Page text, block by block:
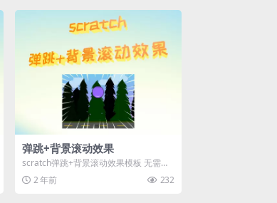
弹跳+背景滚动效果
scratch弹跳+背景滚动效果模板 无需操
作，直接查看效果演示 演示
2 年前 232